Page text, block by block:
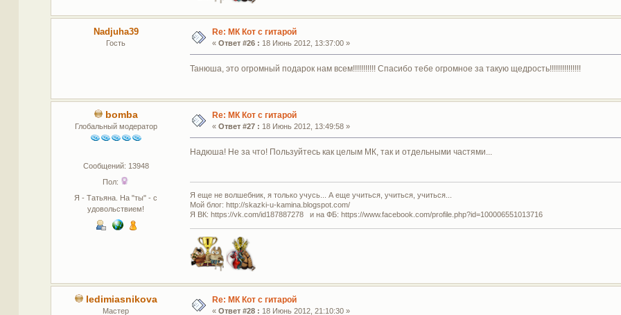
Nadjuha39
Гость
Re: МК Кот с гитарой
« Ответ #26 : 18 Июнь 2012, 13:37:00 »
Танюша, это огромный подарок нам всем!!!!!!!!!!! Спасибо тебе огромное за такую щедрость!!!!!!!!!!!!!!!
bomba
Глобальный модератор
Сообщений: 13948
Пол:
Я - Татьяна. На "ты" - с
удовольствием!
Re: МК Кот с гитарой
« Ответ #27 : 18 Июнь 2012, 13:49:58 »
Надюша! Не за что! Пользуйтесь как целым МК, так и отдельными частями...
Я еще не волшебник, я только учусь... А еще учиться, учиться, учиться...
Мой блог: http://skazki-u-kamina.blogspot.com/
Я ВК: https://vk.com/id187887278 и на ФБ: https://www.facebook.com/profile.php?id=100006551013716
ledimiasnikova
Мастер
Re: МК Кот с гитарой
« Ответ #28 : 18 Июнь 2012, 21:10:30 »